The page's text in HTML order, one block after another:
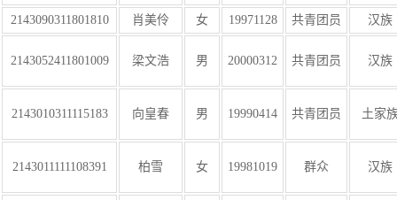
2143090311801810 肖美伶 女 19971128 共青团员 汉族
2143052411801009 梁文浩 男 20000312 共青团员 汉族
2143010311115183 向皇春 男 19990414 共青团员 土家
2143011111108391 柏雪 女 19981019 群众 汉族